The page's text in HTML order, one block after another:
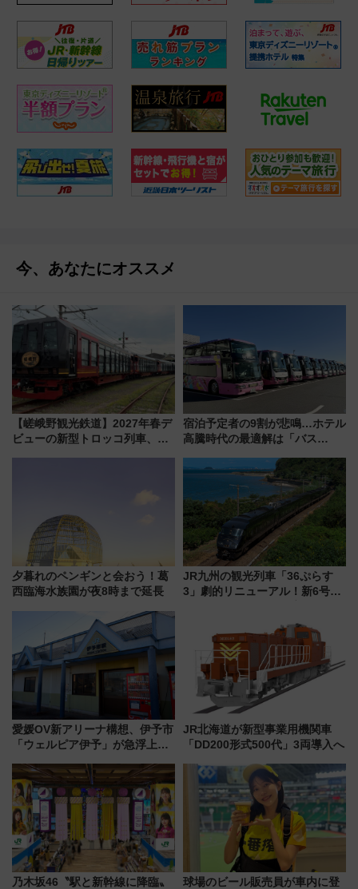
今、あなたにオススメ
【嵯峨野観光鉄道】2027年春デ
ビューの新型トロッコ列車、い
宿泊予定者の9割が悲鳴…ホテル
高騰時代の最適解は「バス
した、推し活遠征や観光時のリ
アルな懐事情
夕暮れのペンギンと会おう！葛
西臨海水族園が夜8時まで延長
JR九州の観光列車「36ぷらす
3」劇的リニューアル！新6号車
別 “プレミアムランチ”導入･ル
ートや価格など解説
愛媛OV新アリーナ構想、伊予市
「ウェルピア伊予」が急浮上！
で探る鉄道アクセスの未来
JR北海道が新型事業用機関車
「DD200形式500代」3両導入へ
乃木坂46〝駅と新幹線に降臨〟
球場のビール販売員が車内に登